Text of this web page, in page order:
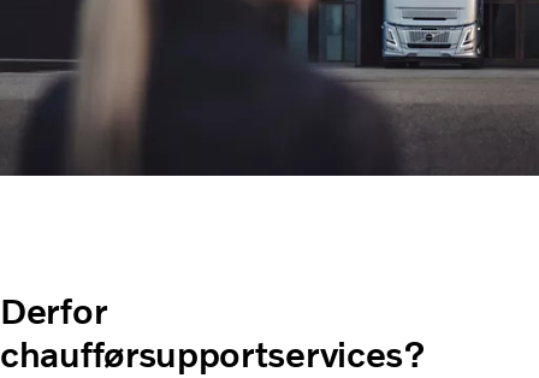
Derfor
chaufførsupportservices?